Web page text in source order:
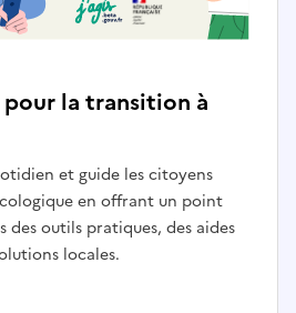
la transition à
et guide les citoyens
en offrant un point
des outils pratiques, des aides
locales.